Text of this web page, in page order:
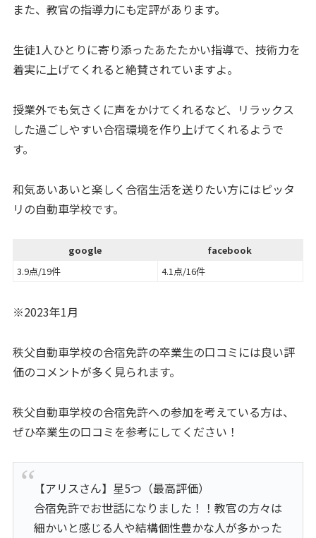
また、教官の指導力にも定評があります。
生徒1人ひとりに寄り添ったあたたかい指導で、技術力を
着実に上げてくれると絶賛されていますよ。
授業外でも気さくに声をかけてくれるなど、リラックス
した過ごしやすい合宿環境を作り上げてくれるようで
す。
和気あいあいと楽しく合宿生活を送りたい方にはピッタ
リの自動車学校です。
google
facebook
3.9点/19件
4.1点/16件
※2023年1月
秩父自動車学校の合宿免許の卒業生の口コミには良い評
価のコメントが多く見られます。
秩父自動車学校の合宿免許への参加を考えている方は、
ぜひ卒業生の口コミを参考にしてください！
【アリスさん】星5つ（最高評価）
合宿免許でお世話になりました！！教官の方々は
細かいと感じる人や結構個性豊かな人が多かった